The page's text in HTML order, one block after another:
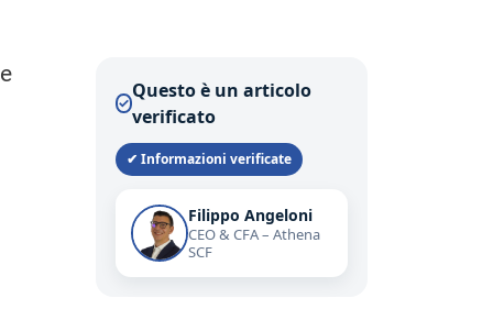
✓
Questo è un articolo
verificato
✔ Informazioni verificate
Filippo Angeloni
CEO & CFA – Athena
SCF